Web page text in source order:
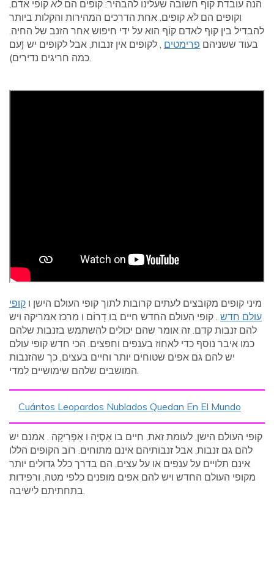
הנה עובדת קוף חשובה שעלינו להבהיר: קופים הם לֹא קופי אדם,
וקופים הם לֹא קופים. אחת הדרכים המהירות והקלות ביותר
להבדיל בין קוף לאדם קוֹף הוא על ידי חיפוש אחר הזנב של החיה.
בעוד ששניהם פרימטים , לקופים אין זנבות, אבל לקופים יש (עם
כמה חריגים נדירים).
מיני קופים מקובצים לעתים קרובות לתוך קופי העולם הישן ו קופי
עולם חדש . קופי העולם החדש חיים בו דָרוֹם ו מרכז אמריקה ויש
להם זנבות קדם. זה אומר שהם יכולים להשתמש בזנבות שלהם
כמו איבר נוסף כדי לאחוז בענפים וחפצים. הכי חדש קופי עולם
יש להם גם אפים שטוחים יותר וחיים בעצים, כך שהזנבות
המושבים שלהם שימושיים למדי.
Cuántos Leopardos Nublados Quedan En El Mundo
קופי העולם הישן, לעומת זאת, חיים בו אַסְיָה ו אַפְרִיקָה . אמנם יש
להם גם זנבות, אבל זנבותיהם אינם מתוחים. רוב הקופים הללו
אינם תלויים על ענפים או על עצים. הם בדרך כלל גדולים יותר
מקופי העולם החדש ויש להם אפים מופנים כלפי מטה, ורפידות
בתחתיתם לישיבה.